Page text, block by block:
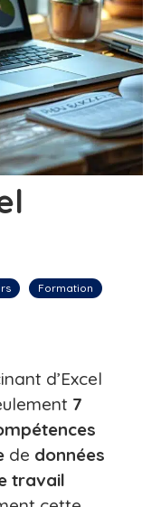
Formation
d’Excel
7
de données
travail